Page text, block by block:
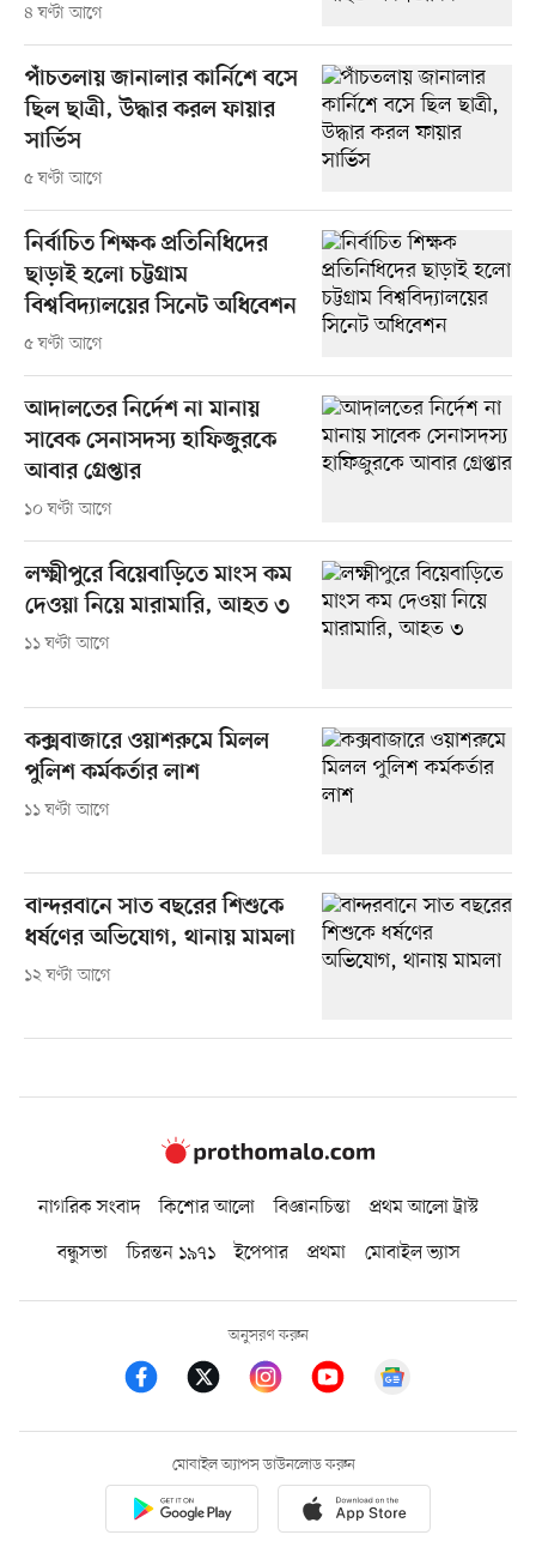
৪ ঘণ্টা আগে
পাঁচতলায় জানালার কার্নিশে বসে
ছিল ছাত্রী, উদ্ধার করল ফায়ার
সার্ভিস
৫ ঘণ্টা আগে
নির্বাচিত শিক্ষক প্রতিনিধিদের
ছাড়াই হলো চট্টগ্রাম
বিশ্ববিদ্যালয়ের সিনেট অধিবেশন
৫ ঘণ্টা আগে
আদালতের নির্দেশ না মানায়
সাবেক সেনাসদস্য হাফিজুরকে
আবার গ্রেপ্তার
১০ ঘণ্টা আগে
লক্ষ্মীপুরে বিয়েবাড়িতে মাংস কম
দেওয়া নিয়ে মারামারি, আহত ৩
১১ ঘণ্টা আগে
কক্সবাজারে ওয়াশরুমে মিলল
পুলিশ কর্মকর্তার লাশ
১১ ঘণ্টা আগে
বান্দরবানে সাত বছরের শিশুকে
ধর্ষণের অভিযোগ, থানায় মামলা
১২ ঘণ্টা আগে
নাগরিক সংবাদ কিশোর আলো বিজ্ঞানচিন্তা
প্রথম আলো ট্রাস্ট
বন্ধুসভা
চিরন্তন ১৯৭১ ইপেপার প্রথমা মোবাইল ভ্যাস
অনুসরণ করুন
মোবাইল অ্যাপস ডাউনলোড করুন